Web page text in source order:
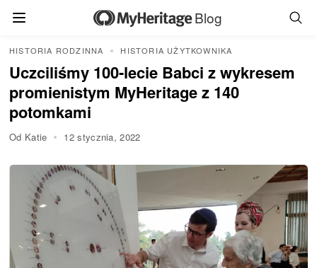
Blog
HISTORIA RODZINNA HISTORIA UŻYTKOWNIKA
Uczciliśmy 100-lecie Babci z wykresem
promienistym MyHeritage z 140
potomkami
Od Katie 12 stycznia, 2022